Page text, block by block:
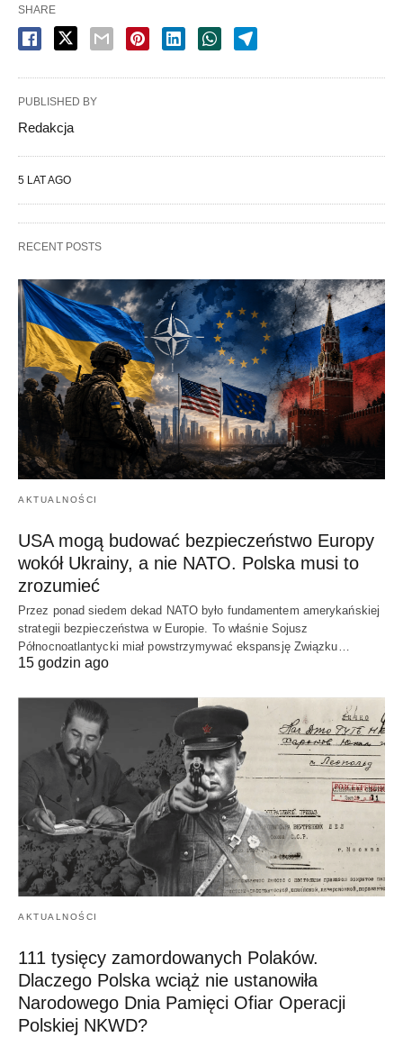
SHARE
PUBLISHED BY
Redakcja
5 LAT AGO
RECENT POSTS
AKTUALNOŚCI
USA mogą budować bezpieczeństwo Europy
wokół Ukrainy, a nie NATO. Polska musi to
zrozumieć
Przez ponad siedem dekad NATO było fundamentem amerykańskiej
strategii bezpieczeństwa w Europie. To właśnie Sojusz
Północnoatlantycki miał powstrzymywać ekspansję Związku…
15 godzin ago
AKTUALNOŚCI
111 tysięcy zamordowanych Polaków.
Dlaczego Polska wciąż nie ustanowiła
Narodowego Dnia Pamięci Ofiar Operacji
Polskiej NKWD?